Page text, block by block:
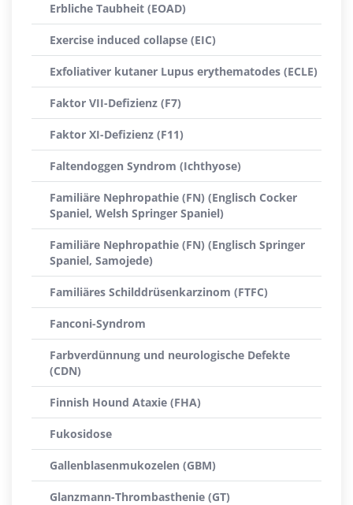
Erbliche Taubheit (EOAD)
Exercise induced collapse (EIC)
Exfoliativer kutaner Lupus erythematodes (ECLE)
Faktor VII-Defizienz (F7)
Faktor XI-Defizienz (F11)
Faltendoggen Syndrom (Ichthyose)
Familiäre Nephropathie (FN) (Englisch Cocker
Spaniel, Welsh Springer Spaniel)
Familiäre Nephropathie (FN) (Englisch Springer
Spaniel, Samojede)
Familiäres Schilddrüsenkarzinom (FTFC)
Fanconi-Syndrom
Farbverdünnung und neurologische Defekte
(CDN)
Finnish Hound Ataxie (FHA)
Fukosidose
Gallenblasenmukozelen (GBM)
Glanzmann-Thrombasthenie (GT)